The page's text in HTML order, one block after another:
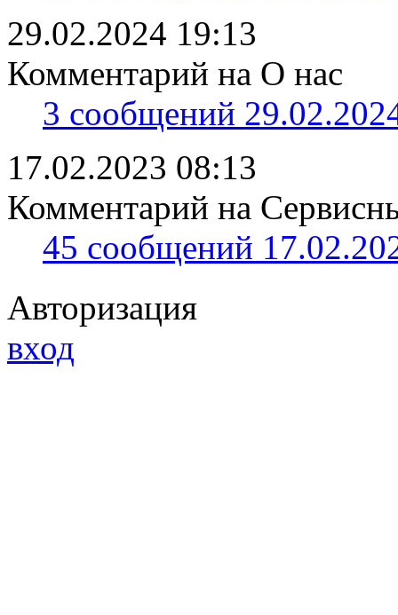
29.02.2024 19:13
Комментарий на О нас
3 сообщений
17.02.2023 08:13
Комментарий на
45 сообщений
Авторизация
вход